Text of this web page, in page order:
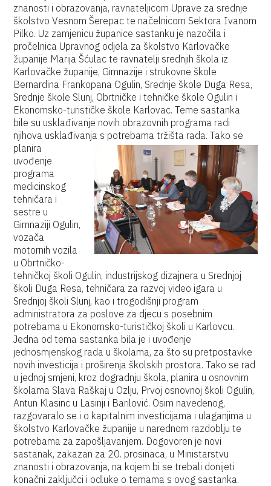
znanosti i obrazovanja, ravnateljicom Uprave za srednje
školstvo Vesnom Šerepac te načelnicom Sektora Ivanom
Pilko. Uz zamjenicu županice sastanku je nazočila i
pročelnica Upravnog odjela za školstvo Karlovačke
županije Marija Šćulac te ravnatelji srednjih škola iz
Karlovačke županije, Gimnazije i strukovne škole
Bernardina Frankopana Ogulin, Srednje škole Duga Resa,
Srednje škole Slunj, Obrtničke i tehničke škole Ogulin i
Ekonomsko-turističke škole Karlovac. Teme sastanka
bile su usklađivanje novih obrazovnih programa radi
njihova usklađivanja s potrebama tržišta rada.Tako se
planira
uvođenje
programa
medicinskog
tehničara i
sestre u
Gimnaziji Ogulin,
vozača
motornih vozila
u Obrtničko-
tehničkoj školi Ogulin, industrijskog dizajnera u Srednjoj
školi Duga Resa, tehničara za razvoj video igara u
Srednjoj školi Slunj, kao i trogodišnji program
administratora za poslove za djecu s posebnim
potrebama u Ekonomsko-turističkoj školi u Karlovcu.
Jedna od tema sastanka bila je i uvođenje
jednosmjenskog rada u školama, za što su pretpostavke
novih investicija i proširenja školskih prostora. Tako se rad
u jednoj smjeni, kroz dogradnju škola, planira u osnovnim
školama Slava Raškaj u Ozlju, Prvoj osnovnoj školi Ogulin,
Antun Klasinc u Lasinji i Barilović. Osim navedenog,
razgovaralo se i o kapitalnim investicijama i ulaganjima u
školstvo Karlovačke županije u narednom razdoblju te
potrebama za zapošljavanjem. Dogovoren je novi
sastanak, zakazan za 20. prosinaca, u Ministarstvu
znanosti i obrazovanja, na kojem bi se trebali donijeti
konačni zaključci i odluke o temama s ovog sastanka.